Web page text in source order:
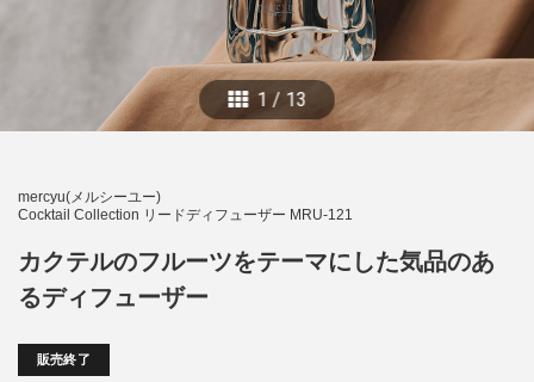
mercyu(メルシーユー)
Cocktail Collection リードディフューザー MRU-121
カクテルのフルーツをテーマにした気品のあ
るディフューザー
販売終了
1 / 13